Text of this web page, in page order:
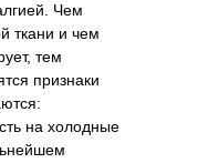
Чем
ткани и чем
тем
признаки
на холодные